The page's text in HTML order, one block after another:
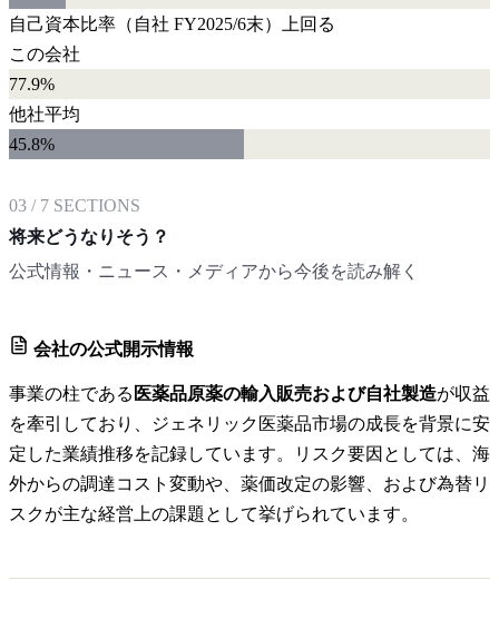
自己資本比率 （自社 FY2025/6末）
上回る
この会社
77.9%
他社平均
45.8%
03 / 7 SECTIONS
将来どうなりそう？
公式情報・ニュース・メディアから今後を読み解く
会社の公式開示情報
事業の柱である 医薬品原薬の輸入販売および自社製造が収益
を牽引しており、ジェネリック医薬品市場の成長を背景に安
定した業績推移を記録しています。リスク要因としては、海
外からの調達コスト変動や、薬価改定の影響、および為替リ
スクが主な経営上の課題として挙げられています。